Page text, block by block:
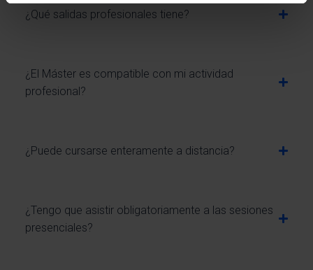
¿Qué salidas profesionales tiene?
¿El Máster es compatible con mi actividad
profesional?
¿Puede cursarse enteramente a distancia?
¿Tengo que asistir obligatoriamente a las sesiones
presenciales?